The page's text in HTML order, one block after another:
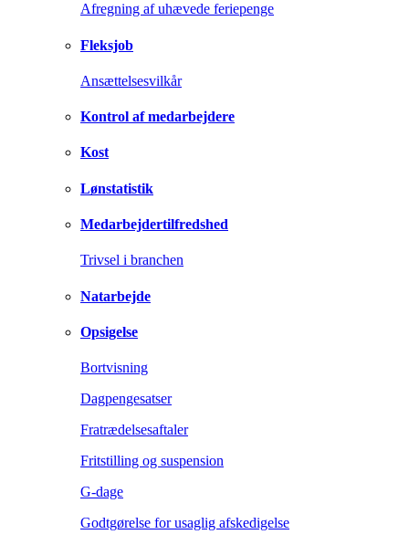
Afregning af uhævede feriepenge
Fleksjob
Ansættelsesvilkår
Kontrol af medarbejdere
Kost
Lønstatistik
Medarbejdertilfredshed
Trivsel i branchen
Natarbejde
Opsigelse
Bortvisning
Dagpengesatser
Fratrædelsesaftaler
Fritstilling og suspension
G-dage
Godtgørelse for usaglig afskedigelse